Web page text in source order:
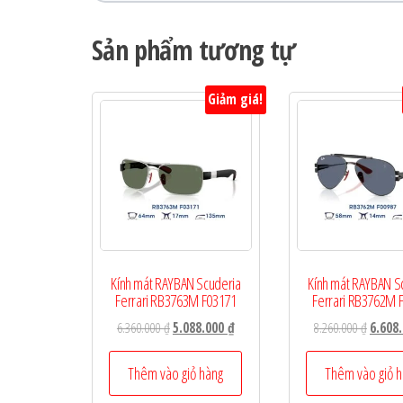
Sản phẩm tương tự
Giảm giá!
Kính mát RAYBAN Scuderia
Ferrari RB3763M F03171
6.360.000₫Giá
gốc
là:
6.360.000 ₫.
5.088.000₫Giá
hiện
là:
Thêm vào giỏ hàng
Kính mát RAYBAN
Ferrari RB3762M
8.260.000₫Giá
gốc
là:
Thêm vào giỏ